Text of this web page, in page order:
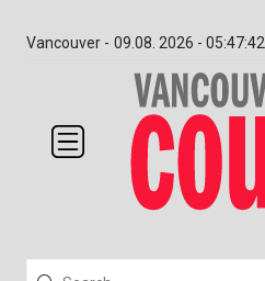
Vancouver - 09.08. 2026 - 05:47:42